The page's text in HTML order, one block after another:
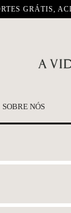
GRÁTIS,
SOBRE NÓS